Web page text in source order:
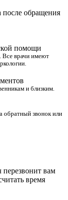
после обращения
помощи
Все врачи имеют
и близким.
обратный звонок или
вам
время